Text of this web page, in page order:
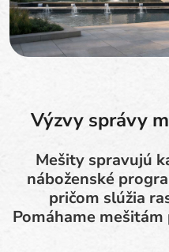
Výzvy správy
Mešity spravujú
náboženské
pričom slúžia
Pomáhame